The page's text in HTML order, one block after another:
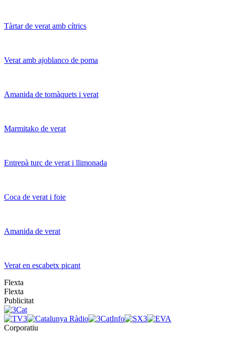
Tàrtar de verat amb cítrics
Verat amb ajoblanco de poma
Amanida de tomàquets i verat
Marmitako de verat
Entrepà turc de verat i llimonada
Coca de verat i foie
Amanida de verat
Verat en escabetx picant
Flexta
Flexta
Publicitat
Corporatiu